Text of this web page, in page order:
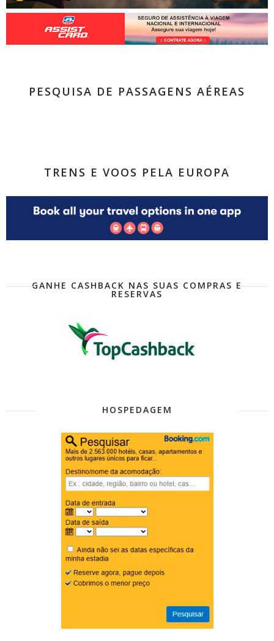
PESQUISA DE PASSAGENS AÉREAS
TRENS E VOOS PELA EUROPA
GANHE CASHBACK NAS SUAS COMPRAS E
RESERVAS
HOSPEDAGEM